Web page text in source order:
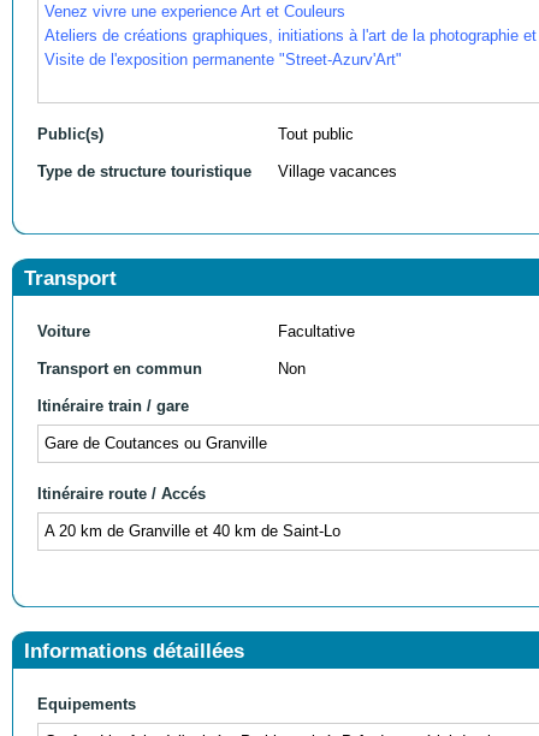
Venez vivre une experience Art et Couleurs
Ateliers de créations graphiques, initiations à l'art de la photographie
Visite de l'exposition permanente "Street-Azurv'Art"
Public(s) Tout public
Type de structure touristique Village vacances
Transport
Voiture Facultative
Transport en commun Non
Itinéraire train / gare
Gare de Coutances ou Granville
Itinéraire route / Accés
A 20 km de Granville et 40 km de Saint-Lo
Informations détaillées
Equipements